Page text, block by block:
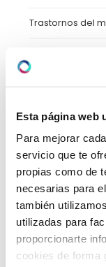
Esta página web
Para mejorar
servicio que te
propias como de
necesarias para
también
utilizadas para
proporcionarte
cookies de forma
Trastornos del
Urgencias (2)
Video-consejos
Vídeos(21)